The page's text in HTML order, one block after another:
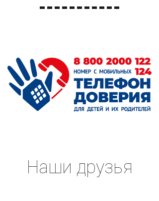
Наши друзья